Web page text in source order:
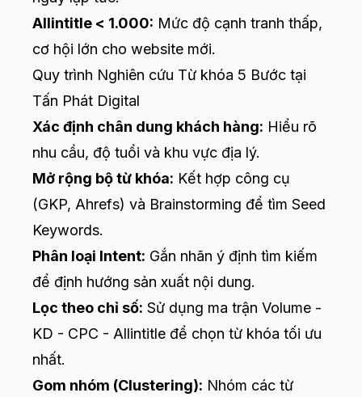
Allintitle < 1.000: Mức độ cạnh tranh thấp,
cơ hội lớn cho website mới.
Quy trình Nghiên cứu Từ khóa 5 Bước tại
Tấn Phát Digital
Xác định chân dung khách hàng: Hiểu rõ
nhu cầu, độ tuổi và khu vực địa lý.
Mở rộng bộ từ khóa: Kết hợp công cụ
(GKP, Ahrefs) và Brainstorming để tìm Seed
Keywords.
Phân loại Intent: Gắn nhãn ý định tìm kiếm
để định hướng sản xuất nội dung.
Lọc theo chỉ số: Sử dụng ma trận Volume -
KD - CPC - Allintitle để chọn từ khóa tối ưu
nhất.
Gom nhóm (Clustering): Nhóm các từ